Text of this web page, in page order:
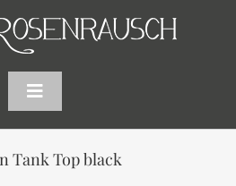
Toggle
Navigation
Tank Top black